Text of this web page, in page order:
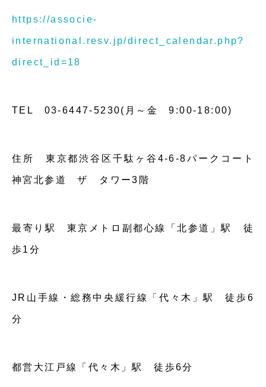
https://associe-
international.resv.jp/direct_calendar.php?
direct_id=18
TEL 03-6447-5230(月～金 9:00-18:00)
住所 東京都渋谷区千駄ヶ谷4-6-8パークコート
神宮北参道 ザ タワー3階
最寄り駅 東京メトロ副都心線「北参道」駅 徒
歩1分
JR山手線・総務中央緩行線「代々木」駅 徒歩6
分
都営大江戸線「代々木」駅 徒歩6分